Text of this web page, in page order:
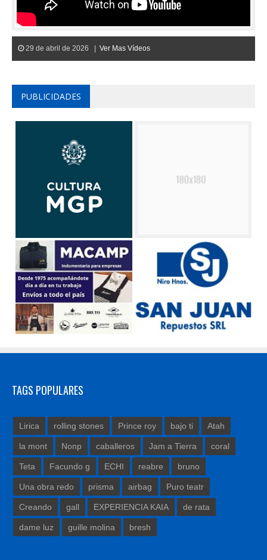
29 de abril de 2026 | Ver Mas Vídeos
PUBLICIDADES
TAGS POPULARES
Lirica rolling stones Prince roy bajo ti Atah
la mont Nonp caballeros Jam a Tierra coral
Teta Facundo g ECHI reabre bruno
Una obra redo prisma airbag Puro teatr
Creando gall EXPERIENCIA KAIA de rata
dame luz guille molina bresh